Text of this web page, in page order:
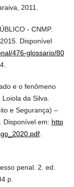
2011.
- CNMP.
Disponível
476-glossario/80
e o fenômeno
da Silva.
e Segurança) –
Disponível em: http
.
penal. 2. ed.
p.